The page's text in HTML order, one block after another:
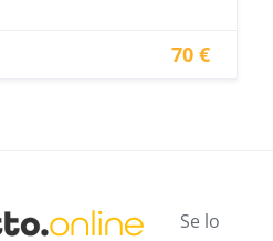
70 €
Se lo